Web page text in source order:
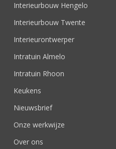
Interieurbouw Hengelo
Interieurbouw Twente
Interieurontwerper
Intratuin Almelo
Intratuin Rhoon
Keukens
Nieuwsbrief
Onze werkwijze
Over ons